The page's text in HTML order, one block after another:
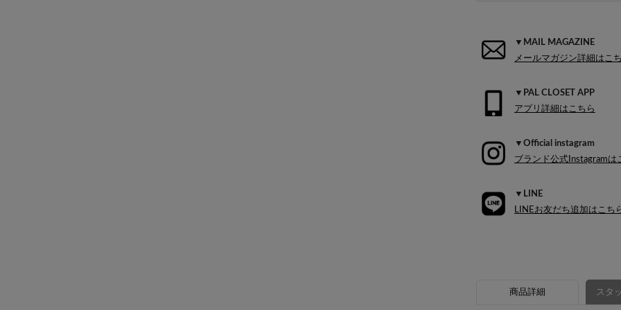
▼MAIL MAGAZINE
メールマガジン詳細はこ
▼PAL CLOSET APP
アプリ詳細はこちら
▼Official instagram
ブランド公式Instagramは
▼LINE
LINEお友だち追加はこち
商品詳細 スタ